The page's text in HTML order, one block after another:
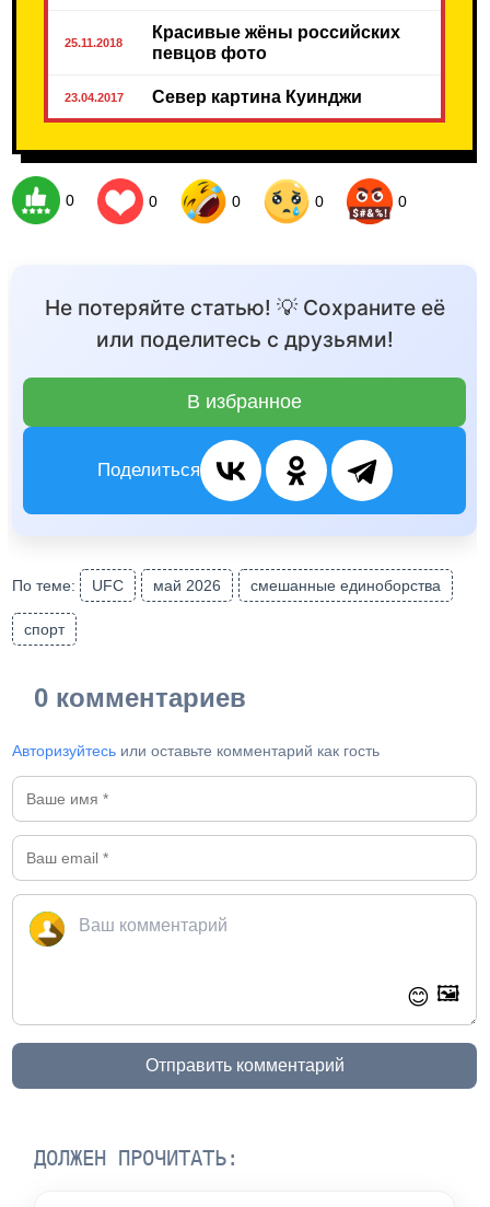
25.11.2018
Красивые жёны российских
певцов фото
23.04.2017 Север картина Куинджи
0 0 0 0 0
Не потеряйте статью! 💡 Сохраните её
или поделитесь с друзьями!
В избранное
Поделиться
По теме: UFC май 2026 смешанные единоборства
спорт
0 комментариев
Авторизуйтесь или оставьте комментарий как гость
😊 🖼️
Отправить комментарий
ДОЛЖЕН ПРОЧИТАТЬ: